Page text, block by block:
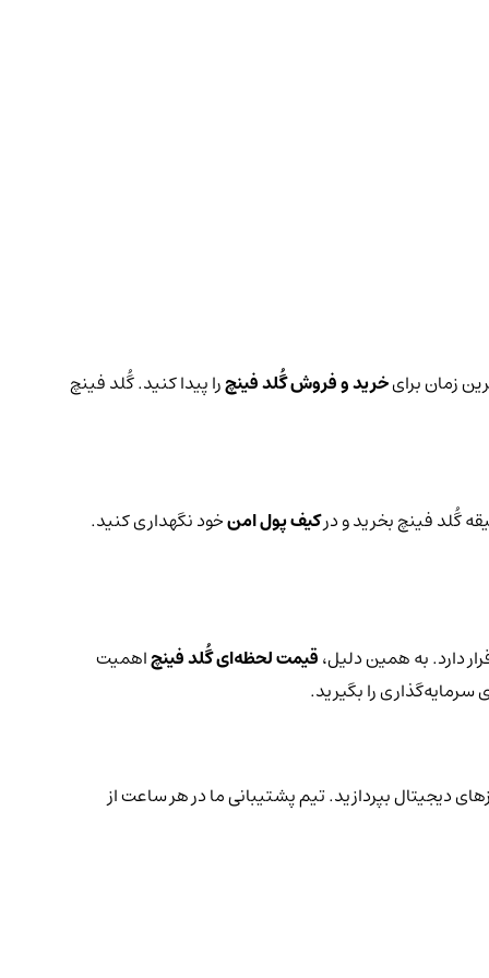
زمان برایخرید و فروش گُلد فینچرا پیدا کنید. گُلد فینچ
گُلد فینچ بخرید و درکیف پول امنخود نگهداری کنید.
دارد. به همین دلیل،قیمت لحظه‌ای گُلد فینچاهمیت
را بگیرید.
دیجیتال بپردازید. تیم پشتیبانی ما در هر ساعت از